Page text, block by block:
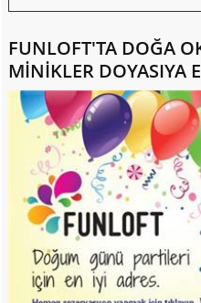
FUNLOFT'TA DOĞA
MİNİKLER DOYASIYA